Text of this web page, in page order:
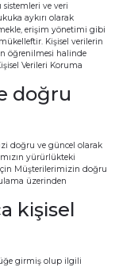
sistemleri ve veri
aykırı olarak
erişim yönetimi gibi
Kişisel verilerin
öğrenilmesi halinde
Verileri Koruma
doğru
doğru ve güncel olarak
yürürlükteki
Müşterilerimizin doğru
üzerinden
kişisel
girmiş olup ilgili